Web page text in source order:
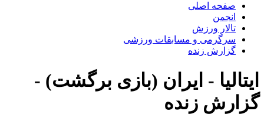
صفحه اصلی
انجمن
تالار ورزش
سرگرمی و مسابقات ورزشی
گزارش زنده
ایتالیا - ایران (بازی برگشت) -
گزارش زنده